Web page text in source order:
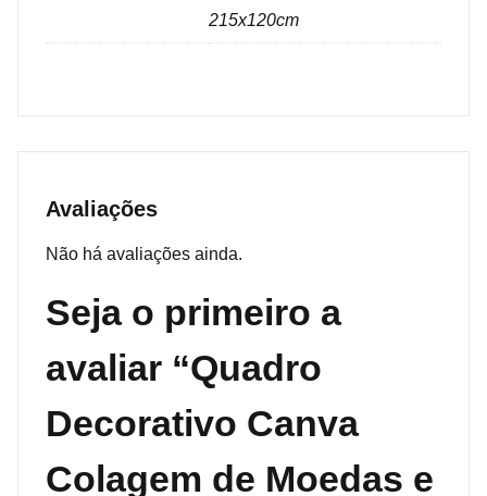
215x120cm
Avaliações
Não há avaliações ainda.
Seja o primeiro a
avaliar “Quadro
Decorativo Canva
Colagem de Moedas e